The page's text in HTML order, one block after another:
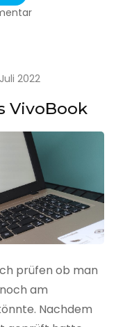
zu
Jahressicherung
2022
VivoBook
prüfen ob man
am
Nachdem